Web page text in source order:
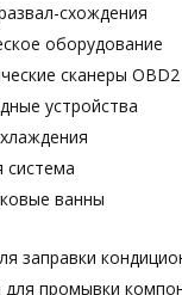
схождения
оборудование
сканеры OBD2
устройства
система
ванны
заправки
для промывки